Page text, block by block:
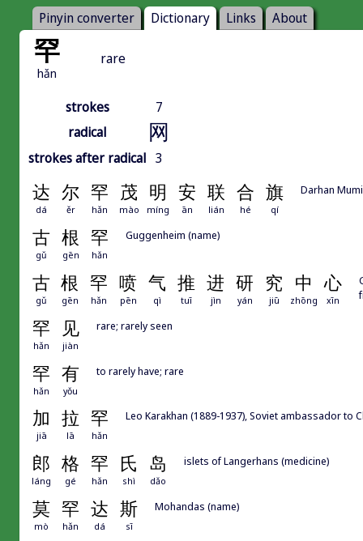
Pinyin converter Dictionary Links About
罕
hǎn
rare
strokes
7
radical
网
strokes after radical 3
达 尔 罕 茂 明 安 联 合 旗
dá ěr hǎn mào míng ān lián hé qí
Darhan
古 根 罕
gǔ gēn hǎn
Guggenheim (name)
古 根 罕 喷 气 推 进 研 究 中 心
gǔ gēn hǎn pēn qì tuī jìn yán jiū zhōng xīn
罕 见
hǎn jiàn
rare; rarely seen
罕 有
hǎn yǒu
to rarely have; rare
加 拉 罕
jiā lā hǎn
Leo Karakhan (1889-1937), Soviet ambassador to
郎 格 罕 氏 岛
láng gé hǎn shì dǎo
islets of Langerhans (medicine)
莫 罕 达 斯
mò hǎn dá sī
Mohandas (name)